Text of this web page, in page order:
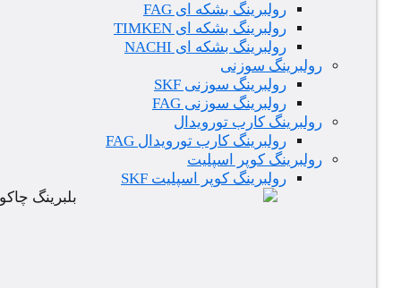
رولبرینگ بشکه ای FAG
رولبرینگ بشکه ای TIMKEN
رولبرینگ بشکه ای NACHI
رولبرینگ سوزنی
رولبرینگ سوزنی SKF
رولبرینگ سوزنی FAG
رولبرینگ کارب تورویدال
رولبرینگ کارب تورویدال FAG
رولبرینگ کوپر اسپلیت
رولبرینگ کوپر اسپلیت SKF